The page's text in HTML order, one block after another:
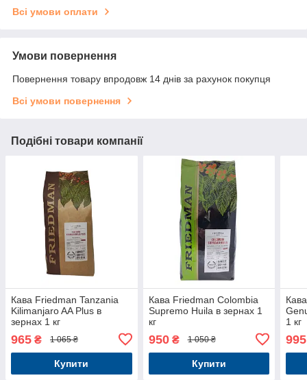
Всі умови оплати
Умови повернення
Повернення товару впродовж 14 днів за рахунок покупця
Всі умови повернення
Подібні товари компанії
Кава Friedman Tanzania
Kilimanjaro AA Plus в
зернах 1 кг
965 ₴ 1 065 ₴
Купити
Кава Friedman Colombia
Supremo Huila в зернах 1
кг
950₴ 1 050 ₴
Купити
1 кг
995